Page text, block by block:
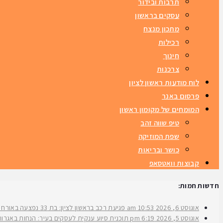
עסקים בראשון
מתכון מנצח
רכילות
חינוך
צרכנות
לוח מודעות ראשון לציון
פרסום באנר
המומחים של מקומון ראשון
טיפ שווה זהב
שפת המוזיקה
כושר ובריאות
קבוצות וואטסאפ
חדשות חמות:
אוגוסט 6, 2026 10:53 am
פגיעת רכב בראשון לציון: בת 33 נפצעה באורח בינוני ברחוב ירושלים
אוגוסט 5, 2026
6:19 pm
תוכנית סיוע ענקית לעסקים בעיר: הנחות